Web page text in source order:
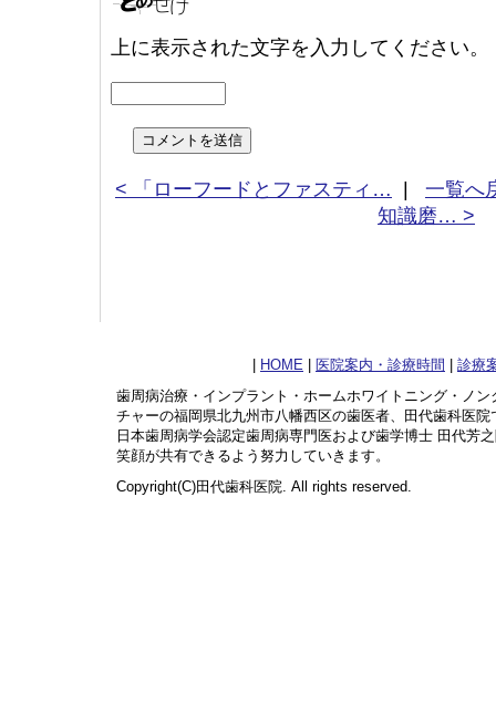
上に表示された文字を入力してください。
< 「ローフードとファスティ… | 一覧へ
知識磨… >
HOME 医院案内・診療時間
診療
歯周病治療・インプラント・ホームホワイトニング・ノン
チャーの福岡県北九州市八幡西区の歯医者、田代歯科医院
日本歯周病学会認定歯周病専門医および歯学博士 田代芳
笑顔が共有できるよう努力していきます。
Copyright(C)田代歯科医院. All rights reserved.